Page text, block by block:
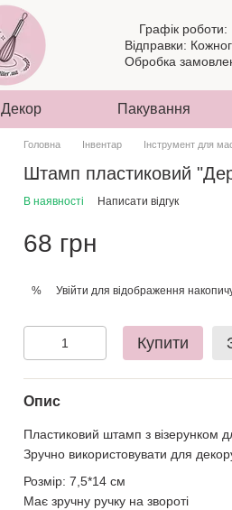
Графік роботи:
Відправки:
Обробка
Декор Пакування
Головна Інвентар Інструмент для
Штамп пластиковий
В наявності Написати відгук
68 грн
% Увійти для відображення
Купити
Опис
Пластиковий штамп з візерунком
Зручно використовувати для
Розмір: 7,5*14 см
Має зручну ручку на звороті